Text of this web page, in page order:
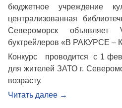
бюджетное учреждение
централизованная
Североморск объявляет
буктрейлеров «В РАКУРСЕ –
Конкурс проводится с 1
для жителей ЗАТО г.
возрасту.
Читать далее →